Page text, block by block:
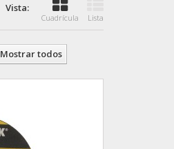
Vista:
Cuadrícula Lista
Mostrar todos